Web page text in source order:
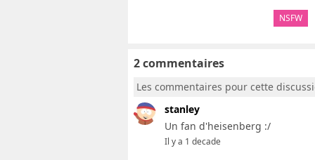
NSFW
2 commentaires
Les commentaires pour cette
stanley
Un fan d'heisenberg :/
Il y a 1 decade